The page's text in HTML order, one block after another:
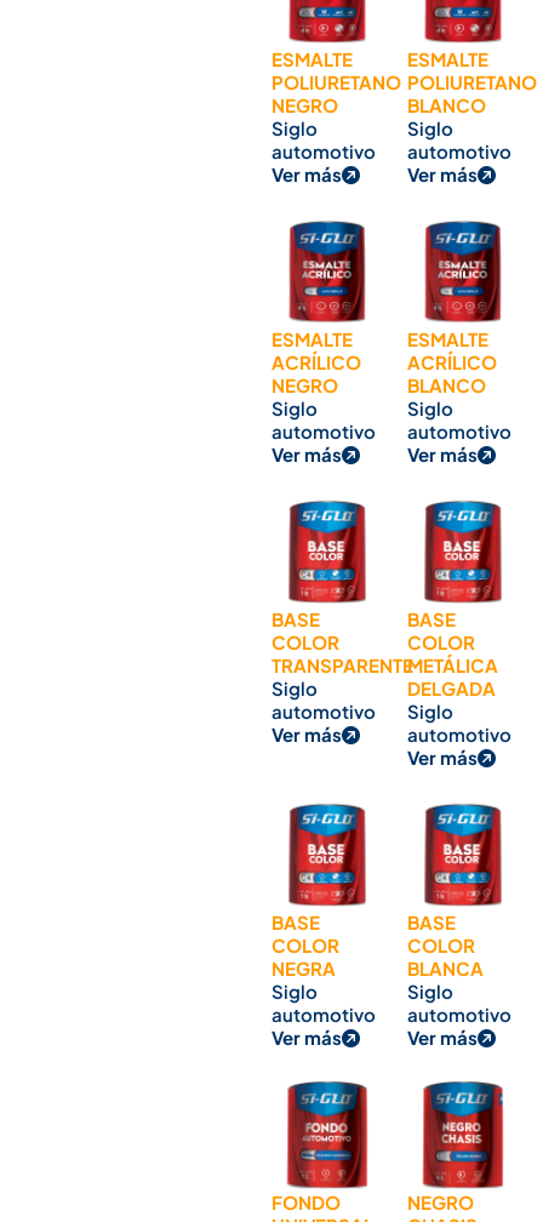
ESMALTE
POLIURETANO
NEGRO
Siglo
automotivo
Ver más
ESMALTE
POLIURETANO
BLANCO
Siglo
automotivo
Ver más
ESMALTE
ACRÍLICO
NEGRO
Siglo
automotivo
Ver más
ESMALTE
ACRÍLICO
BLANCO
Siglo
automotivo
Ver más
BASE
COLOR
TRANSPARENTE
Siglo
automotivo
Ver más
BASE
COLOR
METÁLICA
DELGADA
Siglo
automotivo
Ver más
BASE
COLOR
NEGRA
Siglo
automotivo
Ver más
BASE
COLOR
BLANCA
Siglo
automotivo
Ver más
FONDO
NEGRO